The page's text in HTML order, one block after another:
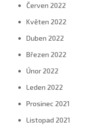
Červen 2022
Květen 2022
Duben 2022
Březen 2022
Únor 2022
Leden 2022
Prosinec 2021
Listopad 2021